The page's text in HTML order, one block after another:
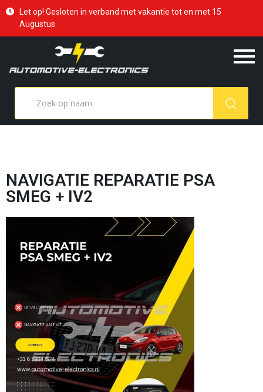
Let op! Gesloten in verband met vakantie tot en met 15
Augustus
NAVIGATIE REPARATIE PSA
SMEG + IV2